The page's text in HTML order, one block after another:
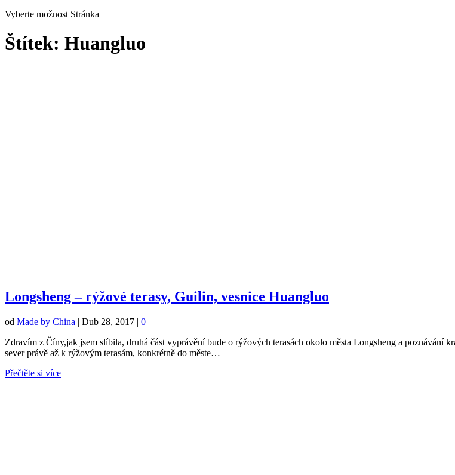
Vyberte možnost Stránka
Štítek: Huangluo
Longsheng – rýžové terasy, Guilin, vesnice Huangluo
od Made by China | Dub 28, 2017 | 0 |
Zdravím z Číny,jak jsem slíbila, druhá část vyprávění bude o rýžových terasách okolo města Longsheng a poznávání
sever právě až k rýžovým terasám, konkrétně do měste…
Přečtěte si více